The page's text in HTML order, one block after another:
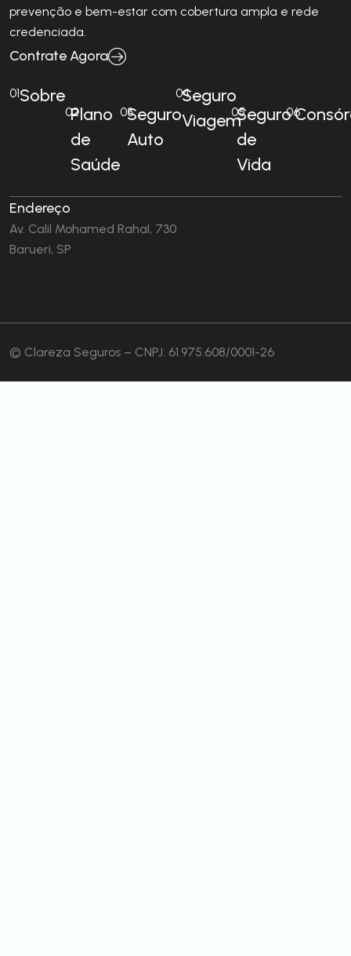
prevenção e bem-estar com cobertura ampla e rede
credenciada.
Contrate Agora
01Sobre
02Plano
de
Saúde
03Seguro
Auto
04Seguro
Viagem
05Seguro
de
Vida
06
Endereço
Av. Calil Mohamed Rahal, 730
Barueri, SP
© Clareza Seguros – CNPJ: 61.975.608/0001-26